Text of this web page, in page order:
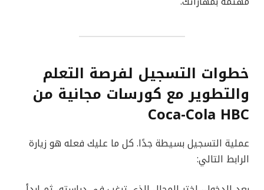
خطوات التسجيل لفرصة التعلم
والتطوير مع كورسات مجانية من
Coca-Cola HBC
عملية التسجيل بسيطة جدًا. كل ما عليك فعله هو زيارة
الرابط التالي: